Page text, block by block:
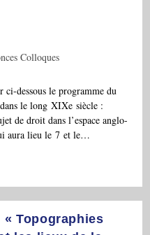
Colloques
dessous le programme du
le long XIXe siècle :
de droit dans l’espace anglo-
aura lieu le 7 et le…
« Topographies